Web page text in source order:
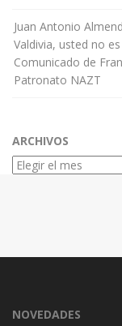
Juan Antonio
Valdivia, usted no
Comunicado de
Patronato NAZT
ARCHIVOS
Archivos
NOVEDADES